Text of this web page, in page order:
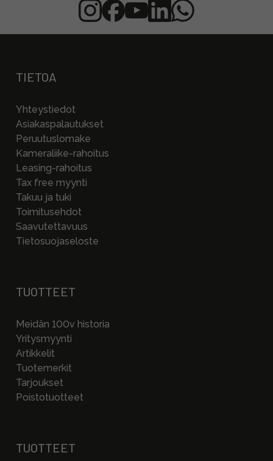
TIETOA
Yhteystiedot
Asiakaspalautukset
Peruutuslomake
Kameraliike-rahoitus
Leasing-rahoitus
Tax free myynti
Takuu ja tuki
Toimitusehdot
Saavutettavuus
Tietosuojaseloste
TUOTTEET
Meidän 100v historia
Yritysmyynti
Artikkelit
Tuotemerkit
Tarjoukset
Poistotuotteet
TUOTTEET